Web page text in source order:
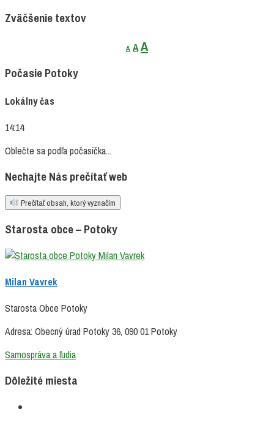
Zväčšenie textov
A
Decrease
font
A Reset
font
AIncrease
Počasie Potoky
Lokálny čas
14:14
Oblečte sa podľa počasíčka...
Nechajte Nás prečítať web
Prečítať obsah, ktorý vyznačím
Starosta obce – Potoky
Milan Vavrek
Starosta Obce Potoky
Adresa: Obecný úrad Potoky 36, 090 01 Potoky
Samospráva a ľudia
Dôležité miesta